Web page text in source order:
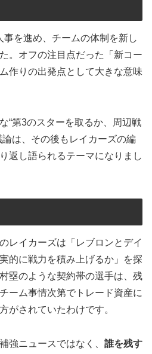
を進め、チームの体制を新し
。オフの注目点だった「新コー
作りの出発点として大きな意味
“第3のスターを取るか、周辺戦
は、その後もレイカーズの編
返し語られるテーマになりまし
レイカーズは「レブロンとデイ
的に戦力を積み上げるか」を探
塁のような契約帯の選手は、残
ーム事情次第でトレード資産に
されていたわけです。
強ニュースではなく、 誰を残す